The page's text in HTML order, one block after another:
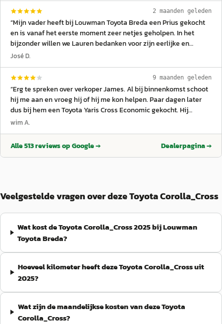
2 maanden geleden
“Mijn vader heeft bij Louwman Toyota Breda een Prius gekocht
en is vanaf het eerste moment zeer netjes geholpen. In het
bijzonder willen we Lauren bedanken voor zijn eerlijke en
prettige begeleiding tijdens de aanschaf. Hij dacht goed mee,
spreken, zonder opdringerig te zijn. Na thuiskomst en na een
paar maanden waren er nog een paar kleine aandachtspunten,
maar ook dat is samen met een dealer bij ons in de buurt snel
en netjes opgelost door dit bedrijf. Wat vooral opviel is dat er
echt wordt meegedacht met de klant en dat ze hun afspraken
nakomen. Dankzij de fijne service, eerlijkheid en goede nazorg
kijkt mijn vader met een goed gevoel terug op de aankoop.
Zeker een aanrader!”
José D.
9 maanden geleden
“Erg te spreken over verkoper James. Al bij binnenkomst schoot
hij me aan en vroeg hij of hij me kon helpen. Paar dagen later
dus bij hem een Toyota Yaris Cross Economic gekocht. Hij
voldoet in alle opzichten aan wat je van een verkoper mag
denkt mee en is zeker niet opdringerig. Ook in aftersales heeft
hij deze kwaliteiten. Dit was de verkoop en ik hoop dat ik ook
wim A.
Alle513reviews op Google → Dealerpagina →
Veelgestelde vragen over deze Toyota Corolla_Cross
Wat kost de Toyota Corolla_Cross 2025 bij Louwman
Toyota Breda?
Hoeveel kilometer heeft deze Toyota Corolla_Cross uit
2025?
Wat zijn de maandelijkse kosten van deze Toyota
Corolla_Cross?